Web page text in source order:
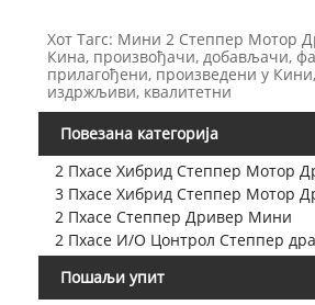
Хот Тагс: Мини 2 Степпер Мотор
Кина, произвођачи, добављачи,
прилагођени, произведени у
издржљиви, квалитетни
Повезана категорија
2 Пхасе Хибрид Степпер Мотор
3 Пхасе Хибрид Степпер Мотор
2 Пхасе Степпер Дривер Мини
2 Пхасе И/О Цонтрол Степпер
Пошаљи упит